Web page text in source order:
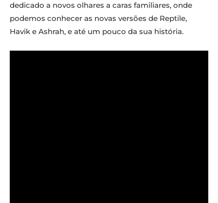
dedicado a novos olhares a caras familiares, onde
podemos conhecer as novas versões de Reptile,
Havik e Ashrah, e até um pouco da sua história.